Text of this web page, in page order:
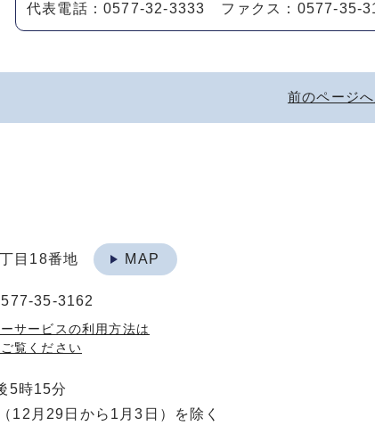
代表電話：0577-32-3333 ファクス：0577-35-
前のページへ
丁目18番地 MAP
35-3162
サービスの利用方法は
覧ください
5時15分
12月29日から1月3日）を除く